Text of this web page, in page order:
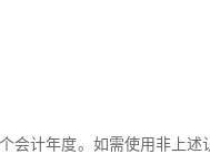
会计年度。如需使用非上